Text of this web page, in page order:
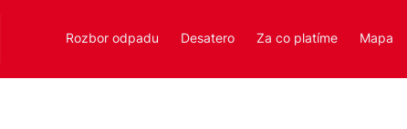
Rozbor odpadu Desatero Za co platíme Mapa